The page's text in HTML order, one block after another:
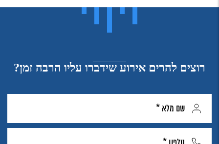
רוצים להרים אירוע שידברו עליו הרבה זמן?